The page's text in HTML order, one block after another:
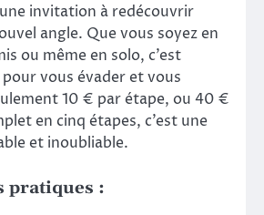
invitation à redécouvrir
angle. Que vous soyez en
ou même en solo, c’est
pour vous évader et vous
10 € par étape, ou 40 €
en cinq étapes, c’est une
et inoubliable.
pratiques :